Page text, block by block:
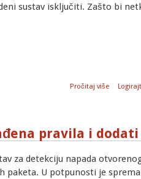
sustav isključiti. Zašto bi
Pročitaj više o
pravila i dodati
za detekciju napada
paketa. U potpunosti je